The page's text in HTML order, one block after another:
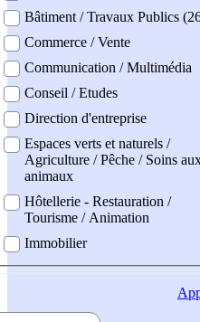
Bâtiment / Travaux Publics
Commerce / Vente
Communication / Multimédia
Conseil / Etudes
Direction d'entreprise
Espaces verts et naturels /
Agriculture / Pêche / Soins
animaux
Hôtellerie - Restauration /
Tourisme / Animation
Immobilier